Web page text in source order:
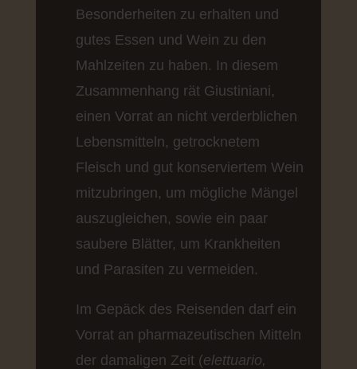
Besonderheiten zu erhalten und
gutes Essen und Wein zu den
Mahlzeiten zu haben. In diesem
Zusammenhang rät Giustiniani,
einen Vorrat an nicht verderblichen
Lebensmitteln, getrocknetem
Fleisch und gut konserviertem Wein
mitzubringen, um mögliche Mängel
auszugleichen, sowie ein paar
saubere Blätter, um Krankheiten
und Parasiten zu vermeiden.
Im Gepäck des Reisenden darf ein
Vorrat an pharmazeutischen Mitteln
der damaligen Zeit (elettuario,